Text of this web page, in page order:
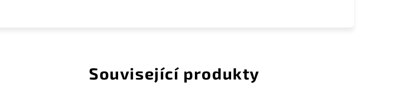
Související produkty